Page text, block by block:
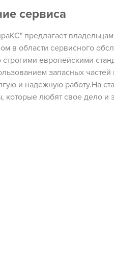
сервиса
предлагает
в области сервисного
строгими европейскими
запасных частей
и надежную работу.На
которые любят свое дело и